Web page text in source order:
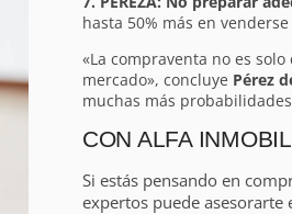
hasta 50% más en
«La compraventa no es
mercado», concluye Pérez
muchas más
CON ALFA
Si estás pensando en
expertos puede asesorarte